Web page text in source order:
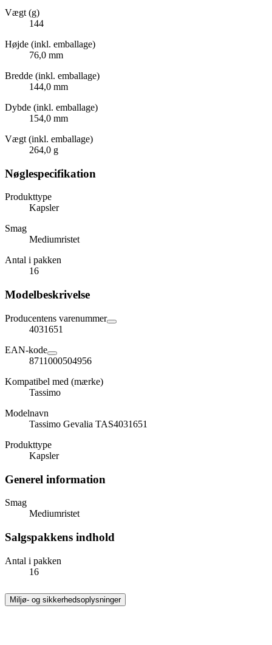
Vægt (g)
144
Højde (inkl. emballage)
76,0 mm
Bredde (inkl. emballage)
144,0 mm
Dybde (inkl. emballage)
154,0 mm
Vægt (inkl. emballage)
264,0 g
Nøglespecifikation
Produkttype
Kapsler
Smag
Mediumristet
Antal i pakken
16
Modelbeskrivelse
Producentens varenummer
4031651
EAN-kode
8711000504956
Kompatibel med (mærke)
Tassimo
Modelnavn
Tassimo Gevalia TAS4031651
Produkttype
Kapsler
Generel information
Smag
Mediumristet
Salgspakkens indhold
Antal i pakken
16
Miljø- og sikkerhedsoplysninger